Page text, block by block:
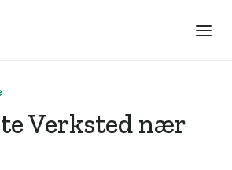
Verksted nær